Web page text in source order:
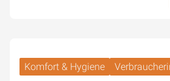
Komfort & Hygiene